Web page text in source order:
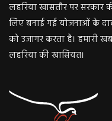
लहरिया खासतौर पर सरकार
लिए बनाई गई योजनाओं के
को उजागर करता है। हमारी
लहरिया की खासियत।